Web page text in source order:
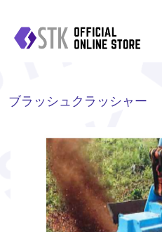
ブラッシュクラッシャー